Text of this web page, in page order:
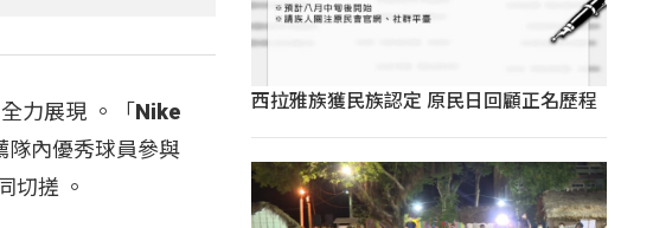
力展現 。「Nike
隊內優秀球員參與
切搓 。
西拉雅族獲民族認定 原民日回顧正名歷程